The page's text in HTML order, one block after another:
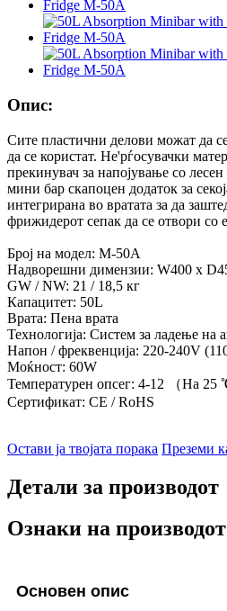
Опис:
Сите пластични делови можат да
да се користат. Не'рѓосувачки
прекинувач за напојување со
мини бар скапоцен додаток за
интегрирана во вратата за да
фрижидерот сепак да се отвори со
Број на модел: М-50А
Надворешни димензии: W400 x
GW / NW: 21 / 18,5 кг
Капацитет: 50L
Врата: Пена врата
Технологија: Систем за ладење на
Напон / фреквенција: 220-240V
Моќност: 60W
Температурен опсег: 4-12 （На 25
Сертификат: CE / RoHS
Остави ја твојата порака Преземи
Детали за производот
Ознаки на производот
Основен опис